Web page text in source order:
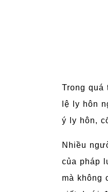
Trong quá
lệ ly hôn
ý ly hôn,
Nhiều
của pháp
mà không